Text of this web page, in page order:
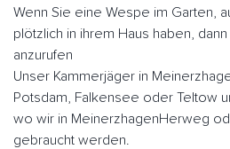
Wenn Sie eine Wespe im Garten,
plötzlich in ihrem Haus haben,
anzurufen
Unser Kammerjäger in
Potsdam, Falkensee oder Teltow
wo wir in MeinerzhagenHerweg
gebraucht werden.